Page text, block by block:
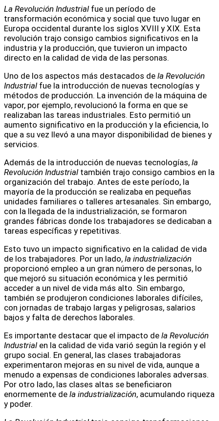
La Revolución Industrial fue un período de
transformación económica y social que tuvo lugar en
Europa occidental durante los siglos XVIII y XIX. Esta
revolución trajo consigo cambios significativos en la
industria y la producción, que tuvieron un impacto
directo en la calidad de vida de las personas.
Uno de los aspectos más destacados de la Revolución
Industrial fue la introducción de nuevas tecnologías y
métodos de producción. La invención de la máquina de
vapor, por ejemplo, revolucionó la forma en que se
realizaban las tareas industriales. Esto permitió un
aumento significativo en la producción y la eficiencia, lo
que a su vez llevó a una mayor disponibilidad de bienes y
servicios.
Además de la introducción de nuevas tecnologías, la
Revolución Industrial también trajo consigo cambios en la
organización del trabajo. Antes de este período, la
mayoría de la producción se realizaba en pequeñas
unidades familiares o talleres artesanales. Sin embargo,
con la llegada de la industrialización, se formaron
grandes fábricas donde los trabajadores se dedicaban a
tareas específicas y repetitivas.
Esto tuvo un impacto significativo en la calidad de vida
de los trabajadores. Por un lado, la industrialización
proporcionó empleo a un gran número de personas, lo
que mejoró su situación económica y les permitió
acceder a un nivel de vida más alto. Sin embargo,
también se produjeron condiciones laborales difíciles,
con jornadas de trabajo largas y peligrosas, salarios
bajos y falta de derechos laborales.
Es importante destacar que el impacto de la Revolución
Industrial en la calidad de vida varió según la región y el
grupo social. En general, las clases trabajadoras
experimentaron mejoras en su nivel de vida, aunque a
menudo a expensas de condiciones laborales adversas.
Por otro lado, las clases altas se beneficiaron
enormemente de la industrialización, acumulando riqueza
y poder.